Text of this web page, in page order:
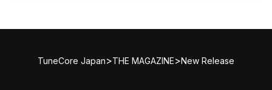
TuneCore Japan>THE MAGAZINE>New Release